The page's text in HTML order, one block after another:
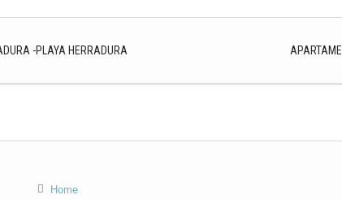
-PLAYA HERRADURA
Home